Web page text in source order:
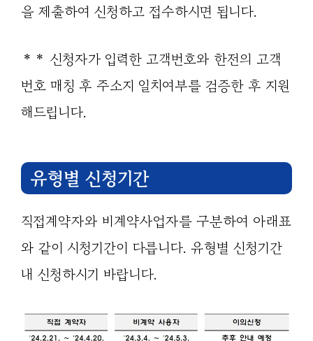
을 제출하여 신청하고 접수하시면 됩니다.
＊＊ 신청자가 입력한 고객번호와 한전의 고객
번호 매칭 후 주소지 일치여부를 검증한 후 지원
해드립니다.
유형별 신청기간
직접계약자와 비계약사업자를 구분하여 아래표
와 같이 시청기간이 다릅니다. 유형별 신청기간
내 신청하시기 바랍니다.